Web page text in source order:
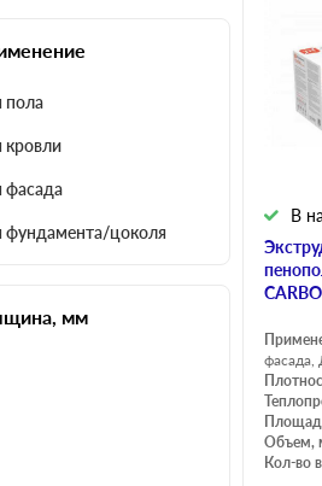
пола
кровли
фасада
фундамента/цоколя
мм
В
фасада,
Объем,
Кол-во